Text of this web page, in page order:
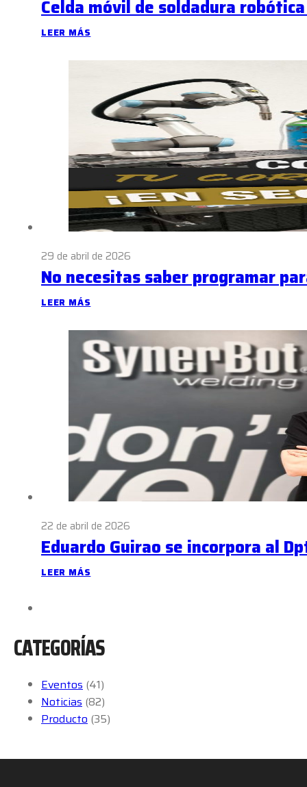
Celda móvil de soldadura robótica
LEER MÁS
29 de abril de 2026
No necesitas saber programar
LEER MÁS
22 de abril de 2026
Eduardo Guirao se incorpora al
LEER MÁS
CATEGORÍAS
Eventos (41)
Noticias (82)
Producto (35)